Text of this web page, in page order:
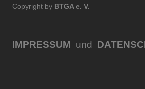
Copyright by BTGA e. V.
IMPRESSUM und